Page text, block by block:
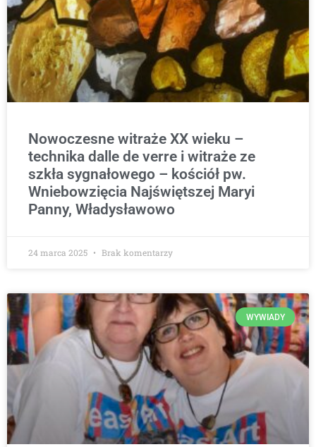
Nowoczesne witraże XX wieku –
technika dalle de verre i witraże ze
szkła sygnałowego – kościół pw.
Wniebowzięcia Najświętszej Maryi
Panny, Władysławowo
24 marca 2025 Brak komentarzy
WYWIADY